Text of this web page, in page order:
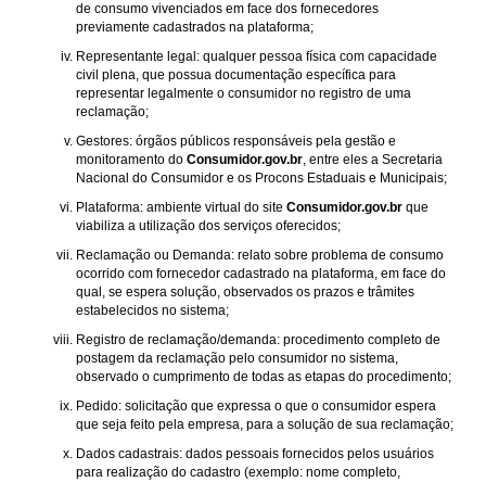
de consumo vivenciados em face dos fornecedores
previamente cadastrados na plataforma;
Representante legal: qualquer pessoa física com capacidade
civil plena, que possua documentação específica para
representar legalmente o consumidor no registro de uma
reclamação;
Gestores: órgãos públicos responsáveis pela gestão e
monitoramento do Consumidor.gov.br, entre eles a Secretaria
Nacional do Consumidor e os Procons Estaduais e Municipais;
Plataforma: ambiente virtual do site Consumidor.gov.br que
viabiliza a utilização dos serviços oferecidos;
Reclamação ou Demanda: relato sobre problema de consumo
ocorrido com fornecedor cadastrado na plataforma, em face do
qual, se espera solução, observados os prazos e trâmites
estabelecidos no sistema;
Registro de reclamação/demanda: procedimento completo de
postagem da reclamação pelo consumidor no sistema,
observado o cumprimento de todas as etapas do procedimento;
Pedido: solicitação que expressa o que o consumidor espera
que seja feito pela empresa, para a solução de sua reclamação;
Dados cadastrais: dados pessoais fornecidos pelos usuários
para realização do cadastro (exemplo: nome completo,